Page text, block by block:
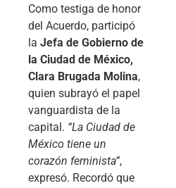
Como testiga de honor
del Acuerdo, participó
la Jefa de Gobierno de
la Ciudad de México,
Clara Brugada Molina,
quien subrayó el papel
vanguardista de la
capital. “La Ciudad de
México tiene un
corazón feminista”,
expresó. Recordó que